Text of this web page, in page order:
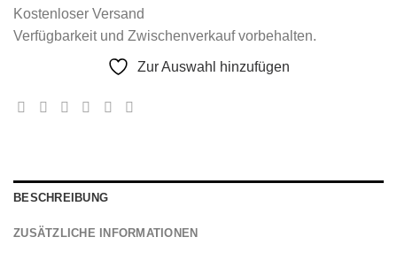
Kostenloser Versand
Verfügbarkeit und Zwischenverkauf vorbehalten.
Zur Auswahl hinzufügen
BESCHREIBUNG
ZUSÄTZLICHE INFORMATIONEN